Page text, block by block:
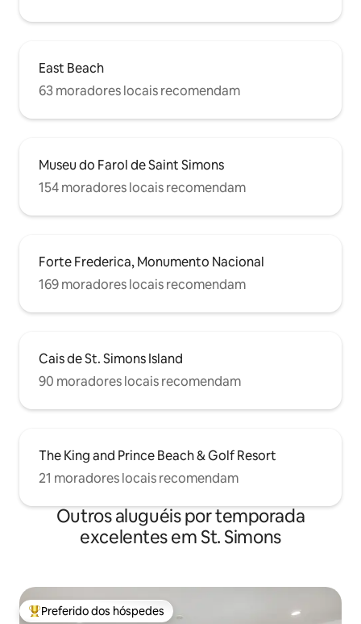
East Beach
63 moradores locais recomendam
Museu do Farol de Saint Simons
154 moradores locais recomendam
Forte Frederica, Monumento Nacional
169 moradores locais recomendam
Cais de St. Simons Island
90 moradores locais recomendam
The King and Prince Beach & Golf Resort
21 moradores locais recomendam
Outros aluguéis por temporada
excelentes em St. Simons
Entre os melhores preferidos dos hóspedes
Preferido dos hóspedes